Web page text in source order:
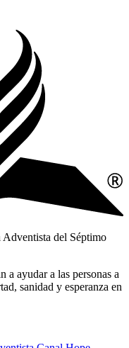
del Séptimo
a ayudar a las personas a
sanidad y esperanza en